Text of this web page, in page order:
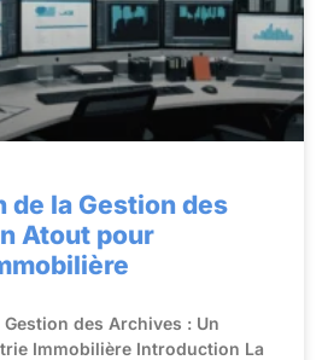
de la Gestion des
Atout pour
des Archives : Un
Immobilière Introduction La